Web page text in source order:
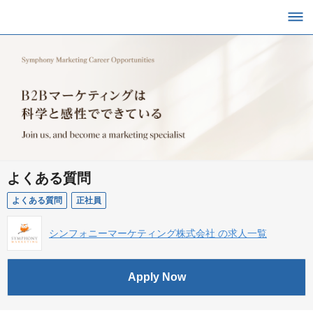
よくある質問
よくある質問 正社員
シンフォニーマーケティング株式会社 の求人一覧
Apply Now